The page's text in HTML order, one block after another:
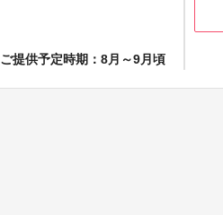
ご提供予定時期： 8月～9月頃